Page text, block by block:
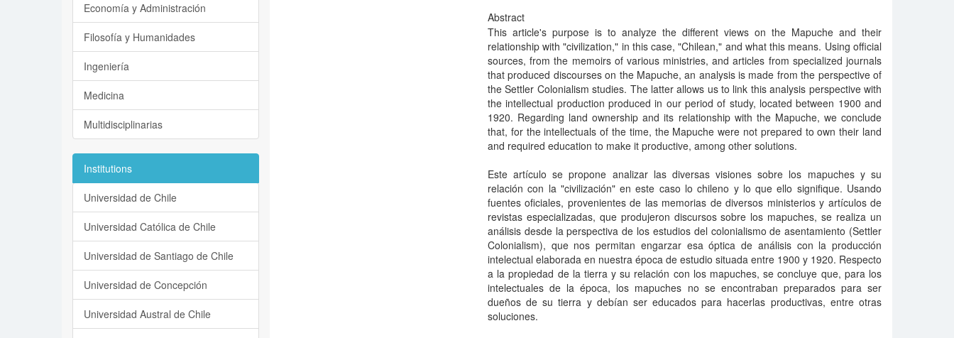
Abstract
This article's purpose is to analyze the different views on the Mapuche and their
relationship with "civilization," in this case, "Chilean," and what this means. Using official
sources, from the memoirs of various ministries, and articles from specialized journals
that produced discourses on the Mapuche, an analysis is made from the perspective of
the Settler Colonialism studies. The latter allows us to link this analysis perspective with
the intellectual production produced in our period of study, located between 1900 and
1920. Regarding land ownership and its relationship with the Mapuche, we conclude
that, for the intellectuals of the time, the Mapuche were not prepared to own their land
and required education to make it productive, among other solutions.
Este artí­culo se propone analizar las diversas visiones sobre los mapuches y su
relación con la "civilización" en este caso lo chileno y lo que ello signifique. Usando
fuentes oficiales, provenientes de las memorias de diversos ministerios y artí­culos de
revistas especializadas, que produjeron discursos sobre los mapuches, se realiza un
análisis desde la perspectiva de los estudios del colonialismo de asentamiento (Settler
Colonialism), que nos permitan engarzar esa óptica de análisis con la producción
intelectual elaborada en nuestra época de estudio situada entre 1900 y 1920. Respecto
a la propiedad de la tierra y su relación con los mapuches, se concluye que, para los
intelectuales de la época, los mapuches no se encontraban preparados para ser
dueños de su tierra y debí­an ser educados para hacerlas productivas, entre otras
soluciones.
Economía y Administración
Filosofía y Humanidades
Ingeniería
Medicina
Multidisciplinarias
Institutions
Universidad de Chile
Universidad Católica de Chile
Universidad de Santiago de Chile
Universidad de Concepción
Universidad Austral de Chile